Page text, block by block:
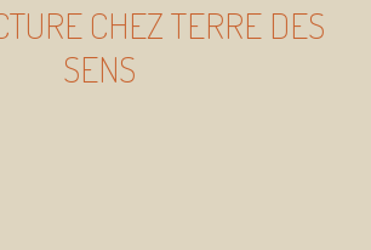
CHEZ TERRE DES
SENS